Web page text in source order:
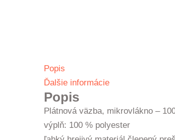
Popis
Ďalšie informácie
Popis
Plátnová väzba, mikrovlákno –
výplň: 100 % polyester